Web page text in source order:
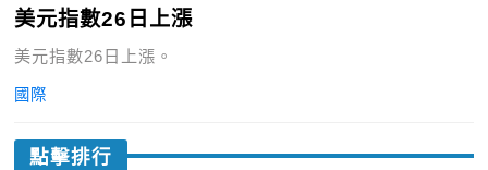
美元指數26日上漲
美元指數26日上漲。
國際
點擊排行